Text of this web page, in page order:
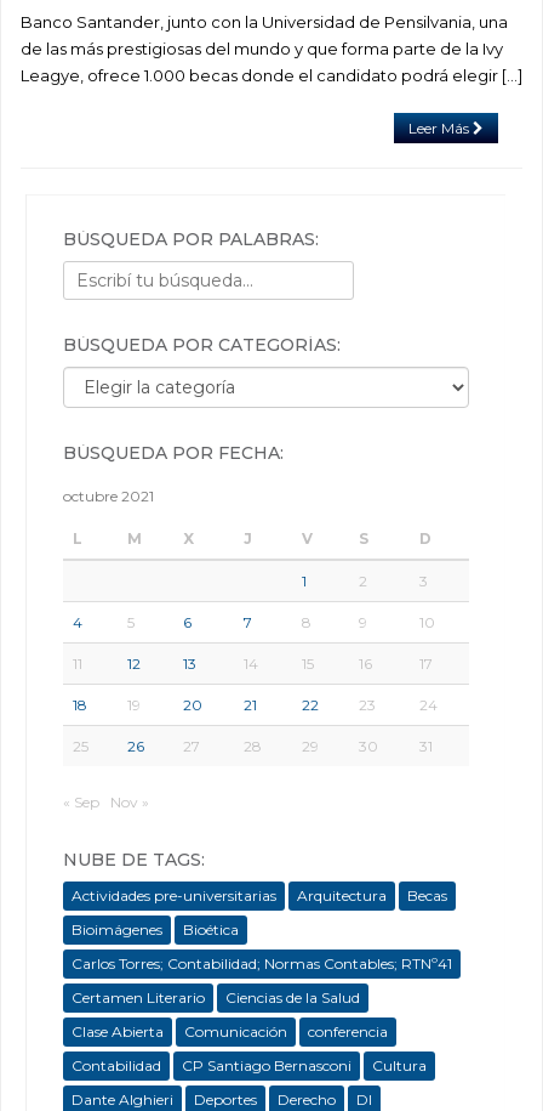
Banco Santander, junto con la Universidad de Pensilvania, una
de las más prestigiosas del mundo y que forma parte de la Ivy
Leagye, ofrece 1.000 becas donde el candidato podrá elegir […]
Leer Más
BÚSQUEDA POR PALABRAS:
BÚSQUEDA POR CATEGORÍAS:
Búsqueda por categorías:
BÚSQUEDA POR FECHA:
octubre 2021
L M X J V S D
1 2 3
4 5 6 7 8 9 10
11 12 13 14 15 16 17
18 19 20 21 22 23 24
25 26 27 28 29 30 31
« Sep Nov »
NUBE DE TAGS:
Actividades pre-universitarias Arquitectura
Becas
Bioimágenes
Bioética
Carlos Torres; Contabilidad; Normas Contables; RTNº41
Certamen Literario
Ciencias de la Salud
Clase Abierta
Comunicación
conferencia
Contabilidad
CP Santiago Bernasconi
Cultura
Dante Alghieri
Deportes Derecho
DI